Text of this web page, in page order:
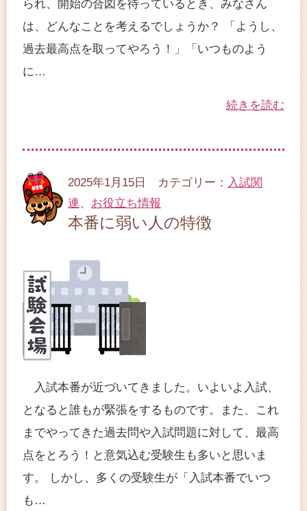
られ、開始の合図を待っているとき、みなさん
は、どんなことを考えるでしょうか？ 「ようし、
過去最高点を取ってやろう！」「いつものよう
に…
続きを読む
2025年1月15日 カテゴリー： 入試関
連、 お役立ち情報
本番に弱い人の特徴
入試本番が近づいてきました。いよいよ入試、
となると誰もが緊張をするものです。また、これ
までやってきた過去問や入試問題に対して、最高
点をとろう！と意気込む受験生も多いと思いま
す。 しかし、多くの受験生が「入試本番でいつ
も…